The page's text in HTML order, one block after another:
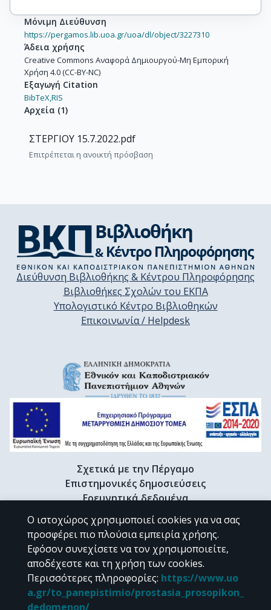
Μόνιμη Διεύθυνση
https://pergamos.lib.uoa.gr/uoa/dl/object/3227310
Άδεια χρήσης
Creative Commons Αναφορά Δημιουργού-Μη Εμπορική
Χρήση 4.0 (CC-BY-NC)
Εξαγωγή Citation
BibTeX,RIS
Αρχεία (1)
ΣΤΕΡΓΙΟΥ 15.7.2022.pdf
Επιτρέπεται η ανοικτή πρόσβαση
Διεύθυνση Βιβλιοθήκης & Κέντρου Πληροφόρησης
Βιβλιοθήκες Σχολών του ΕΚΠΑ
Υπολογιστικό Κέντρο Βιβλιοθηκών
Επικοινωνία / Helpdesk
Σχετικά με την Πέργαμο
Επιστημονικές δημοσιεύσεις
Ερευνητικά δεδομένα
Διδακτορικές διατριβές & Γκρίζα βιβλιογραφία
Προφίλ Ερευνητή
CC BY-NC 4.0
Εκτός αν αναφέρεται διαφορετικά, το υλικό της "Περγάμου" διατίθεται
Ο ιστοχώρος χρησιμοποιεί cookies για να σας
προσφέρει πιο πλούσια εμπειρία χρήσης.
Εφόσον συνεχίσετε να τον χρησιμοποιείτε,
αποδέχεστε και τη χρήση των cookies.
Περισσότερες πληροφορίες: https://www.uo
a.gr/to_panepistimio/prostasia_prosopikon_
dedomenon/